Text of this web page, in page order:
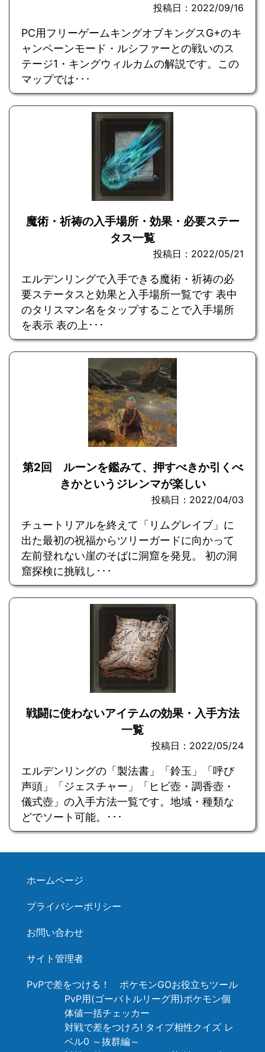
投稿日：2022/09/16
PC用フリーゲームキングオブキングスG+のキ
ャンペーンモード・ルシファーとの戦いのス
テージ1・キングウィルカムの解説です。この
マップでは･･･
魔術・祈祷の入手場所・効果・必要ステー
タス一覧
投稿日：2022/05/21
エルデンリングで入手できる魔術・祈祷の必
要ステータスと効果と入手場所一覧です 表中
のタリスマン名をタップすることで入手場所
を表示 表の上･･･
第2回 ルーンを鑑みて、押すべきか引くべ
きかというジレンマが楽しい
投稿日：2022/04/03
チュートリアルを終えて「リムグレイブ」に
出た最初の祝福からツリーガードに向かって
左前登れない崖のそばに洞窟を発見。 初の洞
窟探検に挑戦し･･･
戦闘に使わないアイテムの効果・入手方法
一覧
投稿日：2022/05/24
エルデンリングの「製法書」「鈴玉」「呼び
声頭」「ジェスチャー」「ヒビ壺・調香壺・
儀式壺」の入手方法一覧です。地域・種類な
どでソート可能。･･･
ホームページ
プライバシーポリシー
お問い合わせ
サイト管理者
PvPで差をつける！ ポケモンGOお役立ちツール
PvP用(ゴーバトルリーグ用)ポケモン個
体値一括チェッカー
対戦で差をつけろ! タイプ相性クイズ レ
ベル0 ～抜群編～